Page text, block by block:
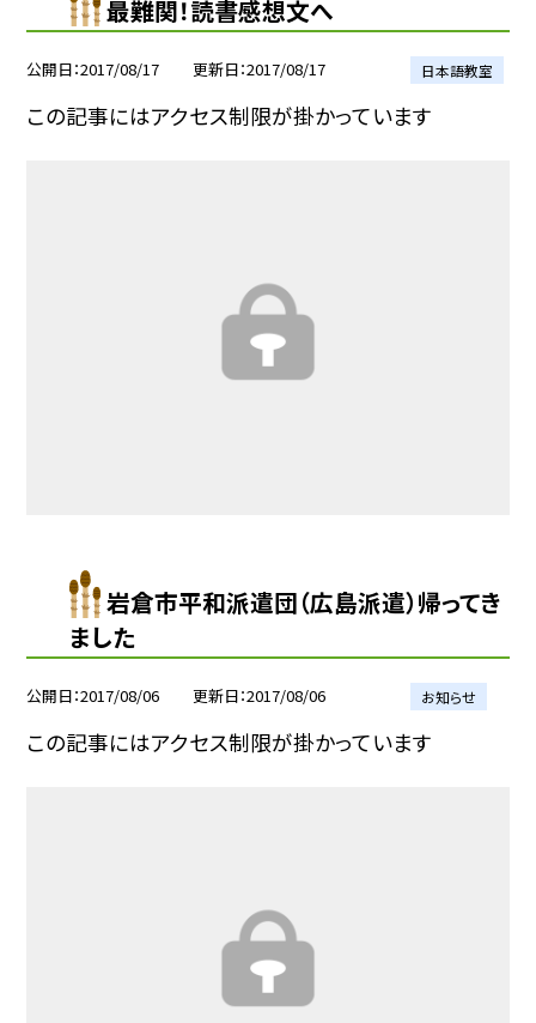
最難関！読書感想文へ
公開日 2017/08/17 更新日 2017/08/17 日本語教室
この記事にはアクセス制限が掛かっています
岩倉市平和派遣団（広島派遣）帰ってき
ました
公開日 2017/08/06 更新日 2017/08/06 お知らせ
この記事にはアクセス制限が掛かっています